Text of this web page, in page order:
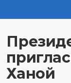
Ханой